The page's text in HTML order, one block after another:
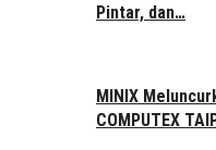
Pintar, dan…
MINIX
COMPUTEX